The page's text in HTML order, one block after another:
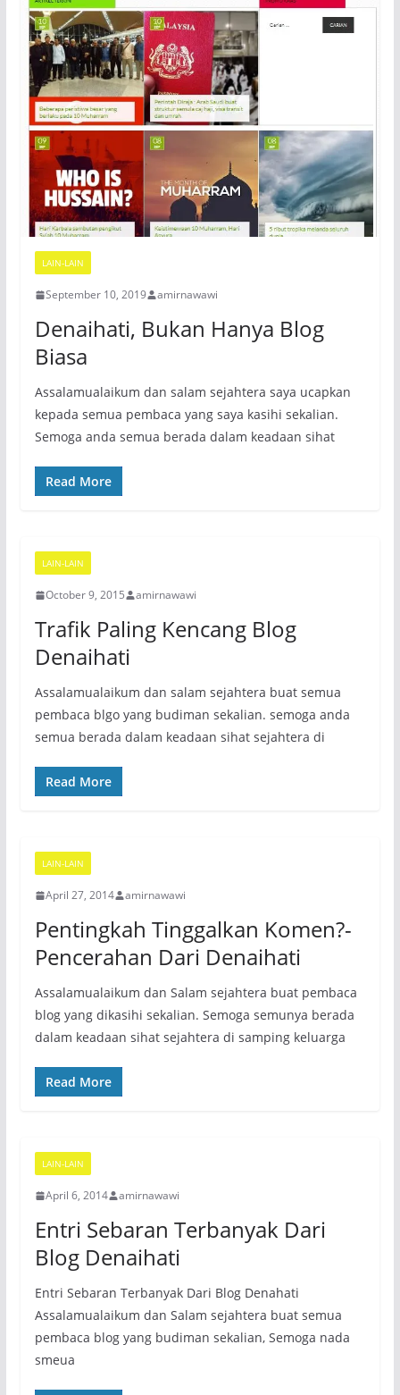
LAIN-LAIN
September 10, 2019 amirnawawi
Denaihati, Bukan Hanya Blog
Biasa
Assalamualaikum dan salam sejahtera saya ucapkan
kepada semua pembaca yang saya kasihi sekalian.
Semoga anda semua berada dalam keadaan sihat
Read More
LAIN-LAIN
October 9, 2015 amirnawawi
Trafik Paling Kencang Blog
Denaihati
Assalamualaikum dan salam sejahtera buat semua
pembaca blgo yang budiman sekalian. semoga anda
semua berada dalam keadaan sihat sejahtera di
Read More
LAIN-LAIN
April 27, 2014 amirnawawi
Pentingkah Tinggalkan Komen?-
Pencerahan Dari Denaihati
Assalamualaikum dan Salam sejahtera buat pembaca
blog yang dikasihi sekalian. Semoga semunya berada
dalam keadaan sihat sejahtera di samping keluarga
Read More
LAIN-LAIN
April 6, 2014 amirnawawi
Entri Sebaran Terbanyak Dari
Blog Denaihati
Entri Sebaran Terbanyak Dari Blog Denahati
Assalamualaikum dan Salam sejahtera buat semua
pembaca blog yang budiman sekalian, Semoga nada
smeua